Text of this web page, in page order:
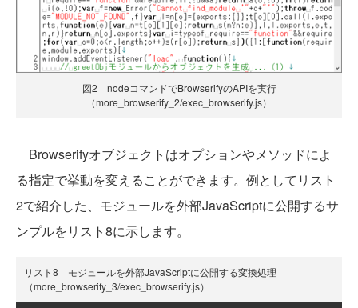
図2 nodeコマンドでBrowserifyのAPIを実行
（more_browserify_2/exec_browserify.js）
Browserifyオブジェクトはオプションやメソッドによ
る指定で挙動を変えることができます。例としてリスト
2で紹介した、モジュールを外部JavaScriptに公開するサ
ンプルをリスト8に示します。
リスト8 モジュールを外部JavaScriptに公開する変換処理
（more_browserify_3/exec_browserify.js）